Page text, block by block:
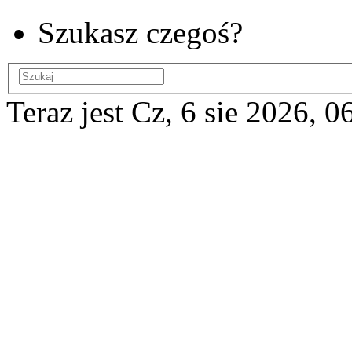
Szukasz czegoś?
Teraz jest Cz, 6 sie 2026,